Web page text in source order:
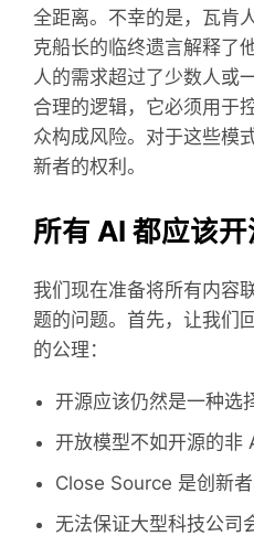
全距离。不幸的是，瓦肯
克船长的临终遗言解释了
人的需求超过了少数人或
合理的逻辑，它必须用于
众构成风险。对于这些模
新者的权利。
所有 AI 都应该开
我们现在准备将所有内容
题的问题。首先，让我们
的公理：
开源应该仍然是一种选
开放模型不如开源的非
Close Source 是创新者
无法保证大型科技公司